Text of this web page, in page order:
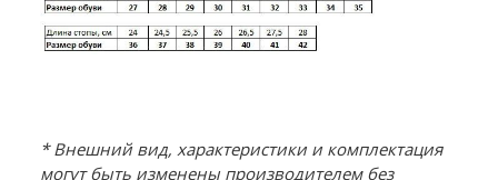
* Внешний вид, характеристики и комплектация
могут быть изменены производителем без